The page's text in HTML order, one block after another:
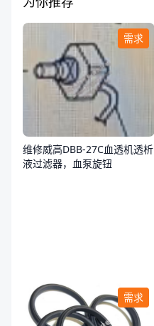
需求
维修威高DBB-27C血透机透析
液过滤器，血泵旋钮
需求